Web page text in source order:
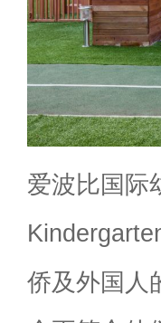
爱波比国际
侨及外国人